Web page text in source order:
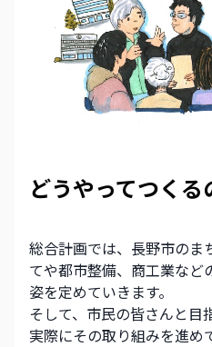
どうやってつくる
総合計画では、長野市のま
てや都市整備、商工業など
姿を定めていきます。
そして、市民の皆さんと目
実際にその取り組みを進め